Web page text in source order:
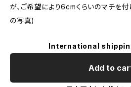
が、ご希望により6cmくらいのマチを
の写真)
International
Add to